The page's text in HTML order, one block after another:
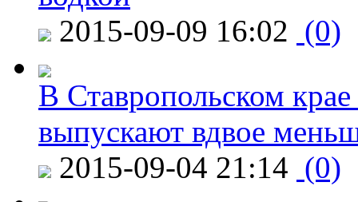
2015-09-09 16:02 (0)
В Ставропольском
выпускают вдвое
2015-09-04 21:14 (0)